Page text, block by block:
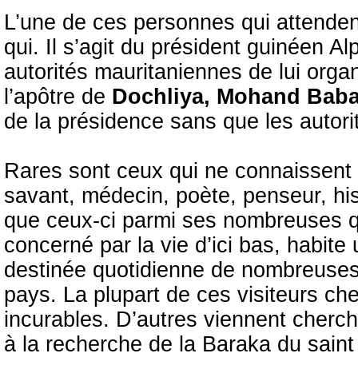
L’une de ces personnes qui
qui. Il s’agit du président guinéen
autorités mauritaniennes de lui
l’apôtre de Dochliya, Mohand
de la présidence sans que les
Rares sont ceux qui ne
savant, médecin, poète, penseur,
que ceux-ci parmi ses nombreuses
concerné par la vie d’ici bas,
destinée quotidienne de
pays. La plupart de ces visiteurs
incurables. D’autres viennent
à la recherche de la Baraka du